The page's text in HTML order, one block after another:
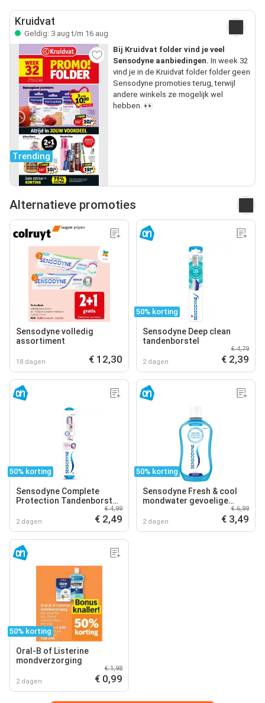
Kruidvat
Geldig: 3 aug t/m 16 aug
Trending
Bij Kruidvat folder vind je veel
Sensodyne aanbiedingen. In week 32
vind je in de Kruidvat folder folder geen
Sensodyne promoties terug, terwijl
andere winkels ze mogelijk wel
hebben. 👀
Alternatieve promoties
Sensodyne volledig
assortiment
18 dagen € 12,30
50% korting
Sensodyne Deep clean
tandenborstel
2 dagen
€ 4,79
€ 2,39
50% korting
Sensodyne Complete
Protection Tandenborstel
2 dagen
€ 4,99
€ 2,49
50% korting
Sensodyne Fresh & cool
mondwater gevoelige
2 dagen
€ 6,99
€ 3,49
50% korting
Oral-B of Listerine
mondverzorging
2 dagen
€ 1,98
€ 0,99